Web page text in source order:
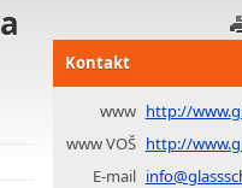
Kontakt
www http://
www VOŠ http://
E-mail